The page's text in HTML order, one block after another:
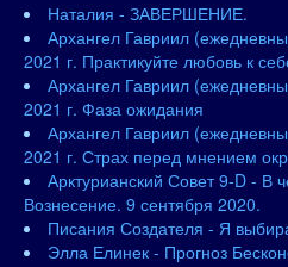
Наталия - ЗАВЕРШЕНИЕ.
Архангел Гавриил
2021 г. Практикуйте любовь к
Архангел Гавриил
2021 г. Фаза ожидания
Архангел Гавриил
2021 г. Страх перед мнением
Арктурианский Совет 9-D - В
Вознесение. 9 сентября 2020.
Писания Создателя - Я
Элла Елинек - Прогноз